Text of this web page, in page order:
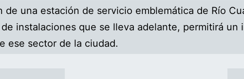
de una estación de servicio emblemática de Río
instalaciones que se lleva adelante, permitirá un
ese sector de la ciudad.